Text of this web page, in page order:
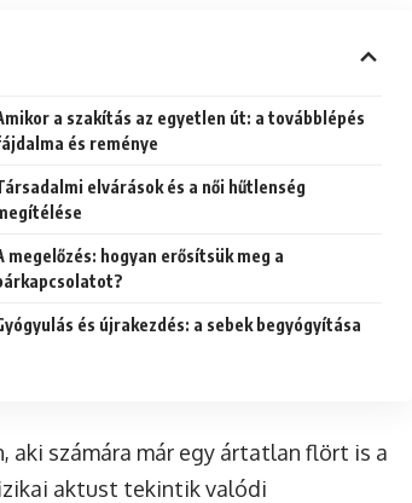
a szakítás az egyetlen út: a továbblépés
és reménye
elvárások és a női hűtlenség
megelőzés: hogyan erősítsük meg a
és újrakezdés: a sebek begyógyítása
aki számára már egy ártatlan flört is a
aktust tekintik valódi